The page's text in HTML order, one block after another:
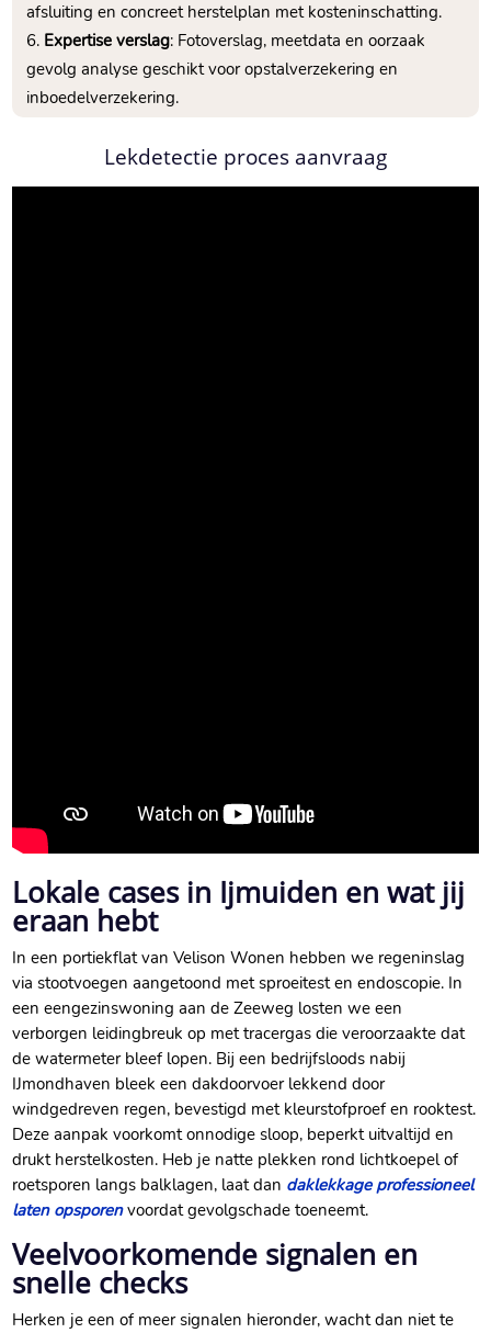
afsluiting en concreet herstelplan met kosteninschatting.​
Expertise verslag: Fotoverslag, meetdata en oorzaak
gevolg analyse geschikt voor opstalverzekering en
inboedelverzekering.​
Lekdetectie proces aanvraag
Lokale cases in Ijmuiden en wat jij
eraan hebt
In een portiekflat van Velison Wonen hebben we regeninslag
via stootvoegen aangetoond met sproeitest en endoscopie.​ In
een eengezinswoning aan de Zeeweg losten we een
verborgen leidingbreuk op met tracergas die veroorzaakte dat
de watermeter bleef lopen.​ Bij een bedrijfsloods nabij
IJmondhaven bleek een dakdoorvoer lekkend door
windgedreven regen, bevestigd met kleurstofproef en rooktest.​
Deze aanpak voorkomt onnodige sloop, beperkt uitvaltijd en
drukt herstelkosten.​ Heb je natte plekken rond lichtkoepel of
roetsporen langs balklagen, laat dan daklekkage professioneel
laten opsporenvoordat gevolgschade toeneemt.​
Veelvoorkomende signalen en
snelle checks
Herken je een of meer signalen hieronder, wacht dan niet te